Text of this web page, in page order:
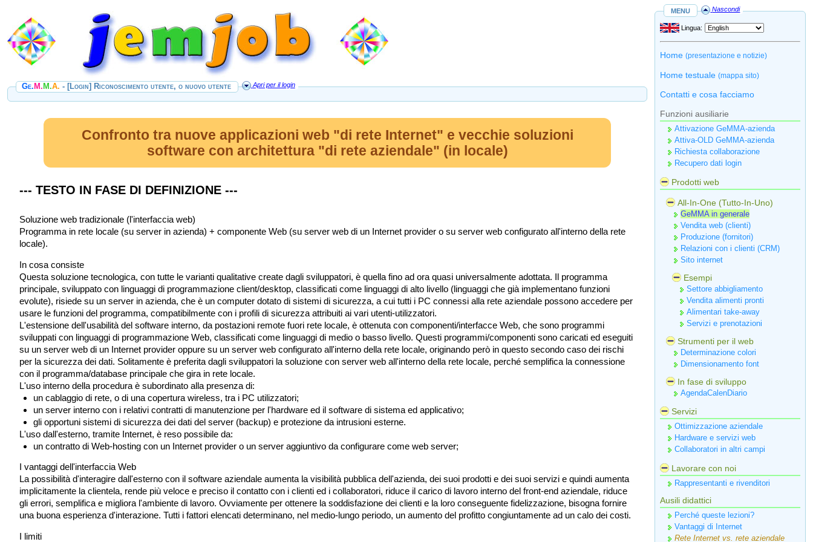
Ge. M. M.A. - [Login] Riconoscimento utente, o nuovo utente Apri per il login
Confronto tra nuove applicazioni web "di rete Internet" e vecchie soluzioni
software con architettura "di rete aziendale" (in locale)
--- TESTO IN FASE DI DEFINIZIONE ---
Soluzione web tradizionale (l'interfaccia web)
Programma in rete locale (su server in azienda) + componente Web (su server web di un Internet provider o su server web configurato all'interno della rete
locale).
In cosa consiste
Questa soluzione tecnologica, con tutte le varianti qualitative create dagli sviluppatori, è quella fino ad ora quasi universalmente adottata. Il programma
principale, sviluppato con linguaggi di programmazione client/desktop, classificati come linguaggi di alto livello (linguaggi che già implementano funzioni
evolute), risiede su un server in azienda, che è un computer dotato di sistemi di sicurezza, a cui tutti i PC connessi alla rete aziendale possono accedere per
usare le funzioni del programma, compatibilmente con i profili di sicurezza attribuiti ai vari utenti-utilizzatori.
L'estensione dell'usabilità del software interno, da postazioni remote fuori rete locale, è ottenuta con componenti/interfacce Web, che sono programmi
sviluppati con linguaggi di programmazione Web, classificati come linguaggi di medio o basso livello. Questi programmi/componenti sono caricati ed eseguiti
su un server web di un Internet provider oppure su un server web configurato all'interno della rete locale, originando però in questo secondo caso dei rischi
per la sicurezza dei dati. Solitamente è preferita dagli sviluppatori la soluzione con server web all'interno della rete locale, perché semplifica la connessione
con il programma/database principale che gira in rete locale.
L'uso interno della procedura è subordinato alla presenza di:
un cablaggio di rete, o di una copertura wireless, tra i PC utilizzatori;
un server interno con i relativi contratti di manutenzione per l'hardware ed il software di sistema ed applicativo;
gli opportuni sistemi di sicurezza dei dati del server (backup) e protezione da intrusioni esterne.
L'uso dall'esterno, tramite Internet, è reso possibile da:
un contratto di Web-hosting con un Internet provider o un server aggiuntivo da configurare come web server;
I vantaggi dell'interfaccia Web
La possibilità d'interagire dall'esterno con il software aziendale aumenta la visibilità pubblica dell'azienda, dei suoi prodotti e dei suoi servizi e quindi aumenta
implicitamente la clientela, rende più veloce e preciso il contatto con i clienti ed i collaboratori, riduce il carico di lavoro interno del front-end aziendale, riduce
gli errori, semplifica e migliora l'ambiente di lavoro. Ovviamente per ottenere la soddisfazione dei clienti e la loro conseguente fidelizzazione, bisogna fornire
una buona esperienza d'interazione. Tutti i fattori elencati determinano, nel medio-lungo periodo, un aumento del profitto congiuntamente ad un calo dei costi.
I limiti
menu Nascondi
Lingua:
Home (presentazione e notizie)
Home testuale (mappa sito)
Contatti e cosa facciamo
Funzioni ausiliarie
Attivazione GeMMA-azienda
Attiva-OLD GeMMA-azienda
Richiesta collaborazione
Recupero dati login
Prodotti web
All-In-One (Tutto-In-Uno)
GeMMA in generale
Vendita web (clienti)
Produzione (fornitori)
Relazioni con i clienti (CRM)
Sito internet
Esempi
Settore abbigliamento
Vendita alimenti pronti
Alimentari take-away
Servizi e prenotazioni
Strumenti per il web
Determinazione colori
Dimensionamento font
In fase di sviluppo
AgendaCalenDiario
Servizi
Ottimizzazione aziendale
Hardware e servizi web
Collaboratori in altri campi
Lavorare con noi
Rappresentanti e rivenditori
Ausili didattici
Perché queste lezioni?
Vantaggi di Internet
Rete Internet vs. rete aziendale